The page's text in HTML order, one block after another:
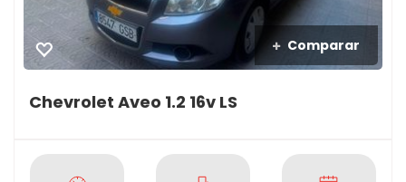
Comparar
Chevrolet Aveo 1.2 16v LS